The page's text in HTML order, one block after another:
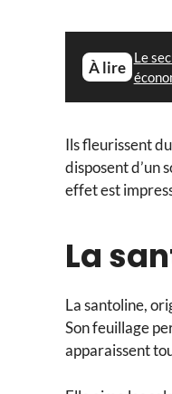
À lire
Le
Ils fleurissent
disposent d’un
effet est
La
La santoline,
Son feuillage
apparaissent